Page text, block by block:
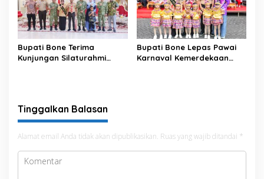
Bupati Bone Terima
Kunjungan Silaturahmi
Bupati Bone Lepas Pawai
Karnaval Kemerdekaan
Tinggalkan Balasan
Alamat email Anda tidak akan dipublikasikan. Ruas yang wajib ditandai *